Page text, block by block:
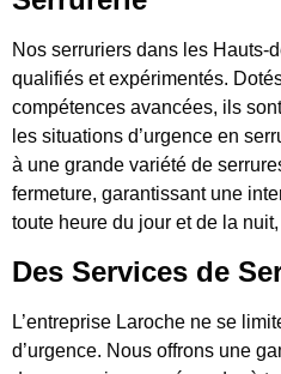
Nos serruriers dans les Hauts-
qualifiés et expérimentés.
compétences avancées, ils
les situations d’urgence en
à une grande variété de
fermeture, garantissant une
toute heure du jour et de la
Des Services de
L’entreprise Laroche ne se
d’urgence. Nous offrons une